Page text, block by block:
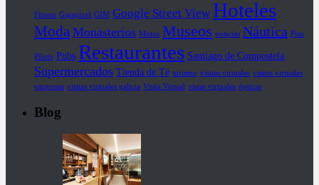
Fitness Gigapixel GIM Google Street View Hoteles
Moda Monasterios Motos Museos noticias Náutica Piso
Piloto Pubs Restaurantes Santiago de Compostela
Supermercados Tienda de Té turismo visitas virtuales visitas virtuales
empresas visitas virtuales galicia Visita Virtual vistas virtuales ópticas
Blog